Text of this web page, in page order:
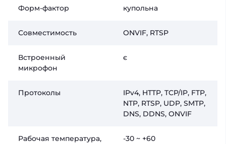
Форм-фактор купольна
Совместимость ONVIF, RTSP
Встроенный
микрофон
є
Протоколы
IPv4, HTTP, TCP/IP, FTP,
NTP, RTSP, UDP, SMTP,
DNS, DDNS, ONVIF
Рабочая температура,
-30 ~ +60